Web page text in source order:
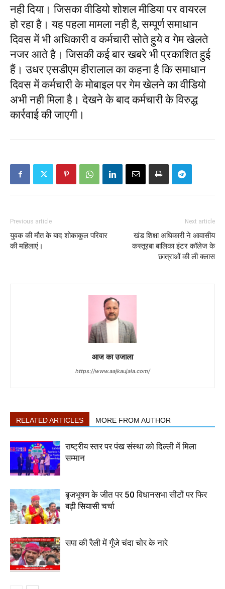
नही दिया। जिसका वीडियो शोशल मीडिया पर वायरल
हो रहा है। यह पहला मामला नही है, सम्पूर्ण समाधान
दिवस में भी अधिकारी व कर्मचारी सोते हुये व गेम खेलते
नजर आते है। जिसकी कई बार खबरे भी प्रकाशित हुई
हैं। उधर एसडीएम हीरालाल का कहना है कि समाधान
दिवस में कर्मचारी के मोबाइल पर गेम खेलने का वीडियो
अभी नही मिला है। देखने के बाद कर्मचारी के विरुद्ध
कार्रवाई की जाएगी।
Previous article
युवक की मौत के बाद शोकाकुल परिवार
की महिलाएं।
Next article
खंड शिक्षा अधिकारी ने आवासीय
कस्तूरबा बालिका इंटर कॉलेज के
छात्राओं की ली क्लास
आज का उजाला
https://www.aajkaujala.com/
RELATED ARTICLES MORE FROM AUTHOR
राष्ट्रीय स्तर पर पंख संस्था को दिल्ली में मिला
सम्मान
बृजभूषण के जीत पर 50 विधानसभा सीटों पर फिर
बढ़ी सियासी चर्चा
सपा की रैली में गूँजे चंदा चोर के नारे